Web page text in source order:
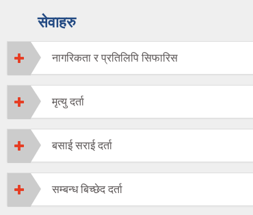
सेवाहरु
नागरिकता र प्रतिलिपि सिफारिस
मृत्यु दर्ता
बसाई सराई दर्ता
सम्बन्ध बिच्छेद दर्ता